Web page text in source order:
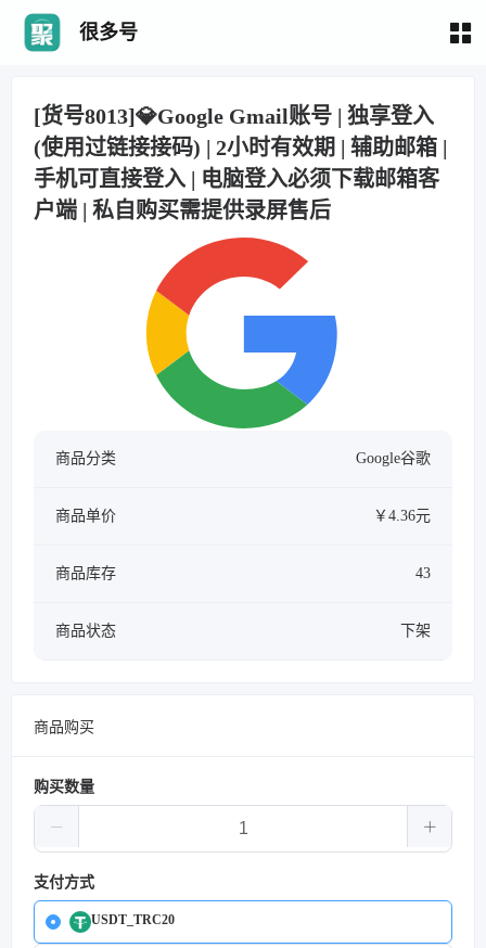
很多号
[货号8013]💎Google Gmail账号 | 独享登入
(使用过链接接码) | 2小时有效期 | 辅助邮箱 |
手机可直接登入 | 电脑登入必须下载邮箱客
户端 | 私自购买需提供录屏售后
商品分类 Google谷歌
商品单价 ￥4.36元
商品库存 43
商品状态 下架
商品购买
购买数量
支付方式
USDT_TRC20